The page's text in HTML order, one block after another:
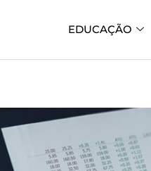
EDUCAÇÃO